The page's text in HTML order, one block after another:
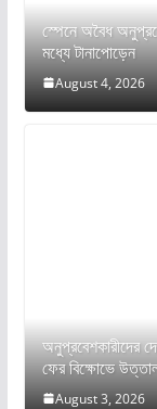
স্পেনে অবৈধ
মধ্যে টানাপোড়েন
August 4, 2026
অনুপ্রবেশকারীদের
ফের বিক্ষোভে
August 3, 2026